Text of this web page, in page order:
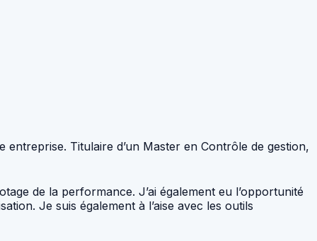
Titulaire d’un Master en Contrôle de gestion,
de la performance. J’ai également eu l’opportunité
Je suis également à l’aise avec les outils